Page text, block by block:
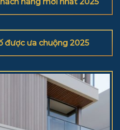
được ưa chuộng 2025